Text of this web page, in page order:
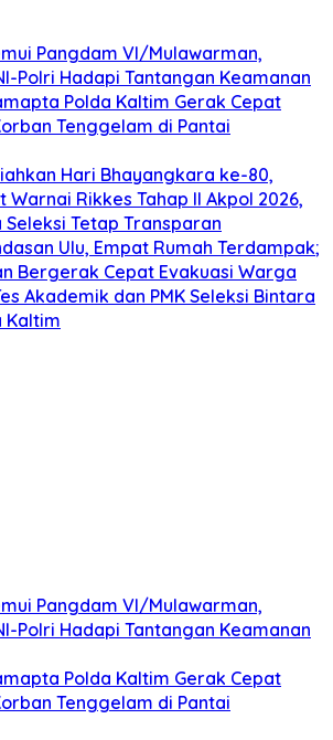
Pangdam VI/Mulawarman,
Polri Hadapi Tantangan Keamanan
Polda Kaltim Gerak Cepat
Tenggelam di Pantai
Hari Bhayangkara ke-80,
Warnai Rikkes Tahap II Akpol 2026,
Tetap Transparan
Ulu, Empat Rumah Terdampak;
Bergerak Cepat Evakuasi Warga
Akademik dan PMK Seleksi Bintara
Kaltim
Pangdam VI/Mulawarman,
Polri Hadapi Tantangan Keamanan
Polda Kaltim Gerak Cepat
Tenggelam di Pantai